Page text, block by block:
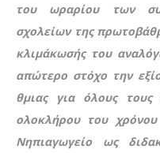
του ωραρίου των
σχολείων της
κλιμάκωσής του
απώτερο στόχο την
θμιας για όλους τους
ολοκλήρου του
Νηπιαγωγείο ως